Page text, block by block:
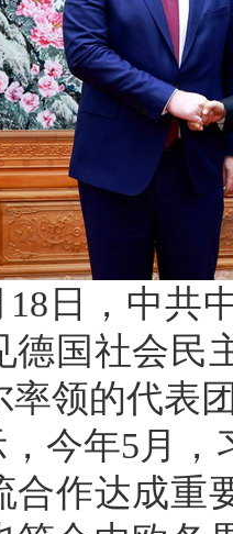
18日，中共
德国社会民
率领的代表
今年5月
合作达成重